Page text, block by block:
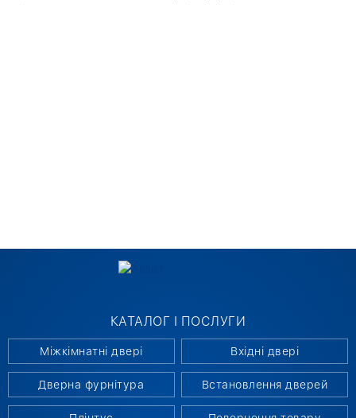
КАТАЛОГ І ПОСЛУГИ
Міжкімнатні двері Вхідні двері
Дверна фурнітура Встановлення дверей